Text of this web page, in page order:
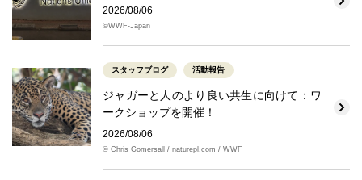
2026/08/06
©WWF-Japan
スタッフブログ 活動報告
ジャガーと人のより良い共生に向けて：ワ
ークショップを開催！
2026/08/06
© Chris Gomersall / naturepl.com / WWF